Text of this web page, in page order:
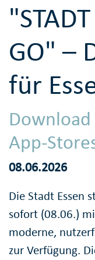
GO" –
für
App-
08.06.2026
Die Stadt Essen
sofort (08.06.)
moderne,
zur Verfügung.